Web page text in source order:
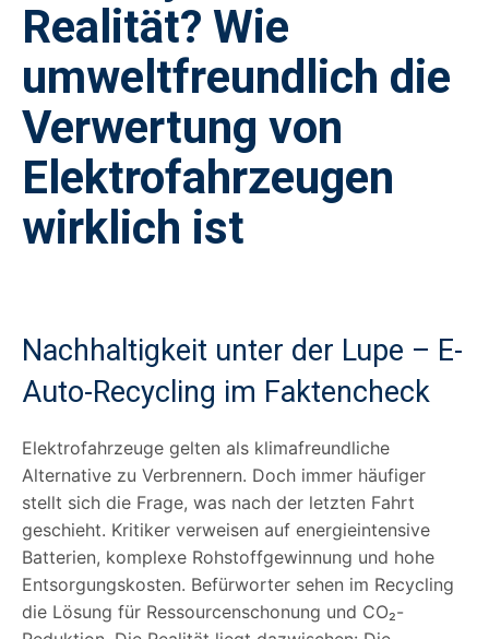
Realität? Wie
umweltfreundlich die
Verwertung von
Elektrofahrzeugen
wirklich ist
Nachhaltigkeit unter der Lupe – E-
Auto-Recycling im Faktencheck
Elektrofahrzeuge gelten als klimafreundliche
Alternative zu Verbrennern. Doch immer häufiger
stellt sich die Frage, was nach der letzten Fahrt
geschieht. Kritiker verweisen auf energieintensive
Batterien, komplexe Rohstoffgewinnung und hohe
Entsorgungskosten. Befürworter sehen im Recycling
die Lösung für Ressourcenschonung und CO₂-